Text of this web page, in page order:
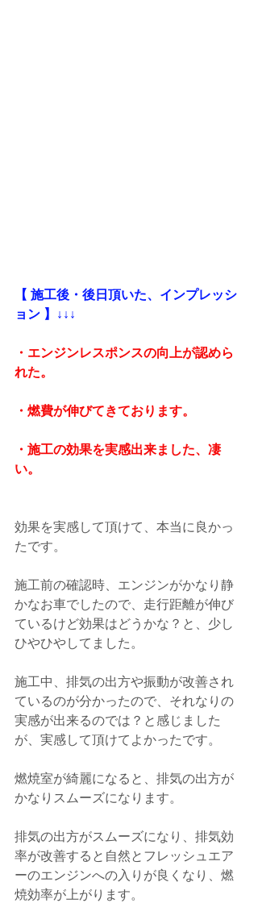
【 施工後・後日頂いた、インプレッシ
ョン 】↓↓↓
・エンジンレスポンスの向上が認めら
れた。
・燃費が伸びてきております。
・施工の効果を実感出来ました、凄
い。
効果を実感して頂けて、本当に良かっ
たです。
施工前の確認時、エンジンがかなり静
かなお車でしたので、走行距離が伸び
ているけど効果はどうかな？と、少し
ひやひやしてました。
施工中、排気の出方や振動が改善され
ているのが分かったので、それなりの
実感が出来るのでは？と感じました
が、実感して頂けてよかったです。
燃焼室が綺麗になると、排気の出方が
かなりスムーズになります。
排気の出方がスムーズになり、排気効
率が改善すると自然とフレッシュエア
ーのエンジンへの入りが良くなり、燃
焼効率が上がります。